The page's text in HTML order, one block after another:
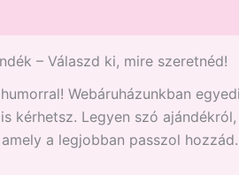
– Válaszd ki, mire szeretnéd!
Webáruházunkban
kérhetsz. Legyen szó
a legjobban passzol hozzád.